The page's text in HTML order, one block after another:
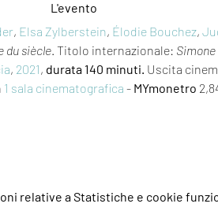
L'evento
, Elsa Zylberstein, Élodie Bouchez,
du siècle. Titolo internazionale:
, 2021 , durata 140 minuti. Uscita
1 sala cinematografica - MYmonetro
relative a Statistiche e cookie